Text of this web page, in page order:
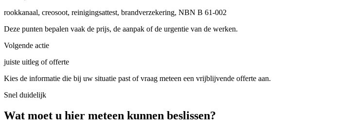
rookkanaal, creosoot, reinigingsattest, brandverzekering, NBN B 61-002
Deze punten bepalen vaak de prijs, de aanpak of de urgentie van de werken.
Volgende actie
juiste uitleg of offerte
Kies de informatie die bij uw situatie past of vraag meteen een vrijblijvende offerte aan.
Snel duidelijk
Wat moet u hier meteen kunnen beslissen?